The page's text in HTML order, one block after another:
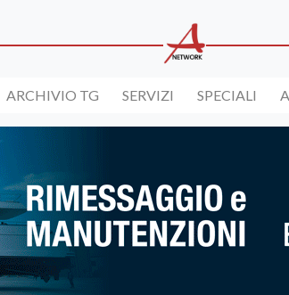
ARCHIVIO TG SERVIZI SPECIALI